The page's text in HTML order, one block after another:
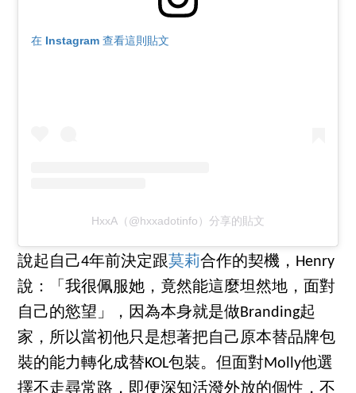
在 Instagram 查看這則貼文
HxxA（@hxxadotinfo）分享的貼文
說起自己4年前決定跟莫莉合作的契機，Henry
說：「我很佩服她，竟然能這麼坦然地，面對
自己的慾望」，因為本身就是做Branding起
家，所以當初他只是想著把自己原本替品牌包
裝的能力轉化成替KOL包裝。但面對Molly他選
擇不走尋常路，即便深知活潑外放的個性，不